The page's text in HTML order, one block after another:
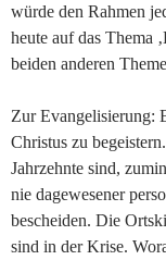
würde den Rahmen
heute auf das Thema
beiden anderen
Zur Evangelisierung:
Christus zu
Jahrzehnte sind,
nie dagewesener
bescheiden. Die
sind in der Krise.